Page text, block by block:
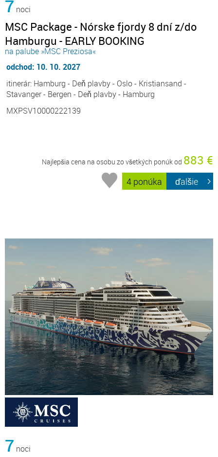
7 noci
MSC Package - Nórske fjordy 8 dní z/do
Hamburgu - EARLY BOOKING
na palube »MSC Preziosa«
odchod: 10. 10. 2027
itinerár: Hamburg - Deň plavby - Oslo - Kristiansand -
Stavanger - Bergen - Deň plavby - Hamburg
MXPSV10000222139
Najlepšia cena na osobu zo všetkých ponúk od 883 €
4 ponúka ďalšie
7 noci